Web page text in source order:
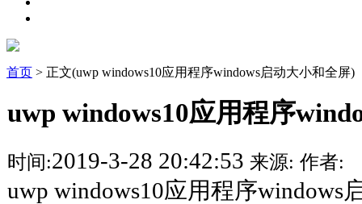
首页 > 正文(uwp windows10应用程序windows启动大小和全屏)
uwp windows10应用程序
时间:2019-3-28 20:42:53 来源: 作者:
uwp windows10应用程序windows